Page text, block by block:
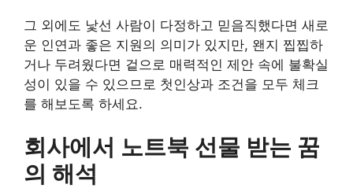
그 외에도 낯선 사람이 다정하고 믿음직했다면 새로
운 인연과 좋은 지원의 의미가 있지만, 왠지 찝찝하
거나 두려웠다면 겉으로 매력적인 제안 속에 불확실
성이 있을 수 있으므로 첫인상과 조건을 모두 체크
를 해보도록 하세요.
회사에서 노트북 선물 받는 꿈
의 해석